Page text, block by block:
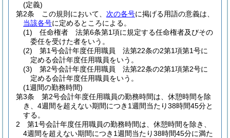
(定義)
第2条
この規則において、 次の各号に掲げる用語の意義は、
当該各号に定めるところによる。
(1)
任命権者 法第6条第1項に規定する任命権者及びその
委任を受けた者をいう。
(2)
第1号会計年度任用職員 法第22条の2第1項第1号に
定める会計年度任用職員をいう。
(3)
第2号会計年度任用職員 法第22条の2第1項第2号に
定める会計年度任用職員をいう。
(1週間の勤務時間)
第3条
第2号会計年度任用職員の勤務時間は、休憩時間を除
き、4週間を超えない期間につき1週間当たり38時間45分と
する。
2
第1号会計年度任用職員の勤務時間は、休憩時間を除き、
4週間を超えない期間につき1週間当たり38時間45分に満た